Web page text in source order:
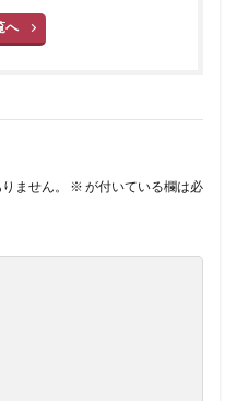
へ
ません。 ※ が付いている欄は必